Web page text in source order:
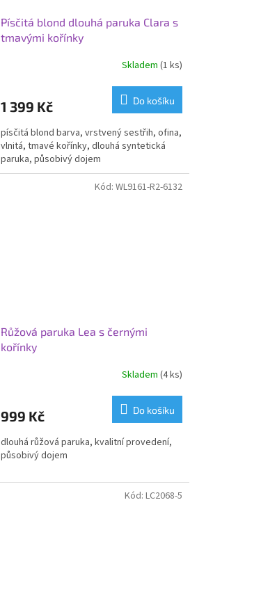
Písčitá blond dlouhá paruka Clara s
tmavými kořínky
Skladem (1 ks)
1 399 Kč Do košíku
písčitá blond barva, vrstvený sestřih, ofina,
vlnitá, tmavé kořínky, dlouhá syntetická
paruka, působivý dojem
Růžová paruka Lea s černými
kořínky
Skladem (4 ks)
999 Kč Do košíku
dlouhá růžová paruka, kvalitní provedení,
působivý dojem
Kód: WL9161-R2-6132
Kód: LC2068-5